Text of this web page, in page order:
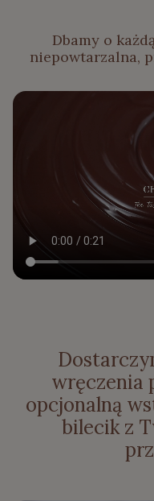
Dbamy o
niepowtarzalna,
wręczenia
opcjonalną
bilecik z